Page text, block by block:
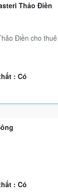
Thảo Điền
Điền cho thuê
: Có
: Có